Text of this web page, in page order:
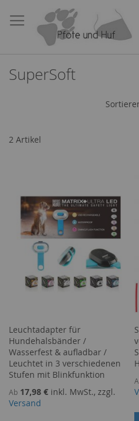
zum
Inhalt
SuperSoft
2 Artikel
Leuchtadapter für
Hundehalsbänder /
Wasserfest & aufladbar /
Leuchtet in 3 verschiedenen
Stufen mit Blinkfunktion
Ab 17,98 € inkl. MwSt., zzgl.
Versand